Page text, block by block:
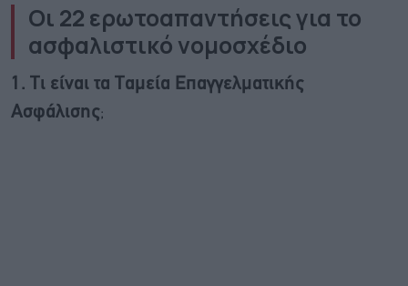
Οι 22 ερωτοαπαντήσεις για το
ασφαλιστικό νομοσχέδιο
1. Τι είναι τα Ταμεία Επαγγελματικής
Ασφάλισης;